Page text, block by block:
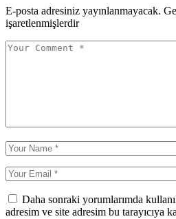
E-posta adresiniz yayınlanmayacak.
işaretlenmişlerdir
Daha sonraki yorumlarımda
adresim ve site adresim bu tarayıcıya